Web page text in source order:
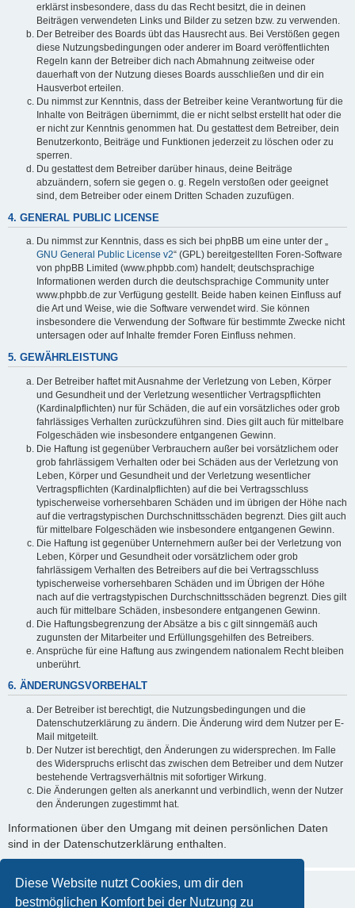
Diese Website nutzt Cookies, um dir den
bestmöglichen Komfort bei der Nutzung zu
erklärst insbesondere, dass du das Recht besitzt, die in deinen
Beiträgen verwendeten Links und Bilder zu setzen bzw. zu verwenden.
Der Betreiber des Boards übt das Hausrecht aus. Bei Verstößen gegen
diese Nutzungsbedingungen oder anderer im Board veröffentlichten
Regeln kann der Betreiber dich nach Abmahnung zeitweise oder
dauerhaft von der Nutzung dieses Boards ausschließen und dir ein
Hausverbot erteilen.
Du nimmst zur Kenntnis, dass der Betreiber keine Verantwortung für die
Inhalte von Beiträgen übernimmt, die er nicht selbst erstellt hat oder die
er nicht zur Kenntnis genommen hat. Du gestattest dem Betreiber, dein
Benutzerkonto, Beiträge und Funktionen jederzeit zu löschen oder zu
sperren.
Du gestattest dem Betreiber darüber hinaus, deine Beiträge
abzuändern, sofern sie gegen o. g. Regeln verstoßen oder geeignet
sind, dem Betreiber oder einem Dritten Schaden zuzufügen.
4. GENERAL PUBLIC LICENSE
Du nimmst zur Kenntnis, dass es sich bei phpBB um eine unter der „
GNU General Public License v2“ (GPL) bereitgestellten Foren-Software
von phpBB Limited (www.phpbb.com) handelt; deutschsprachige
Informationen werden durch die deutschsprachige Community unter
www.phpbb.de zur Verfügung gestellt. Beide haben keinen Einfluss auf
die Art und Weise, wie die Software verwendet wird. Sie können
insbesondere die Verwendung der Software für bestimmte Zwecke nicht
untersagen oder auf Inhalte fremder Foren Einfluss nehmen.
5. GEWÄHRLEISTUNG
Der Betreiber haftet mit Ausnahme der Verletzung von Leben, Körper
und Gesundheit und der Verletzung wesentlicher Vertragspflichten
(Kardinalpflichten) nur für Schäden, die auf ein vorsätzliches oder grob
fahrlässiges Verhalten zurückzuführen sind. Dies gilt auch für mittelbare
Folgeschäden wie insbesondere entgangenen Gewinn.
Die Haftung ist gegenüber Verbrauchern außer bei vorsätzlichem oder
grob fahrlässigem Verhalten oder bei Schäden aus der Verletzung von
Leben, Körper und Gesundheit und der Verletzung wesentlicher
Vertragspflichten (Kardinalpflichten) auf die bei Vertragsschluss
typischerweise vorhersehbaren Schäden und im übrigen der Höhe nach
auf die vertragstypischen Durchschnittsschäden begrenzt. Dies gilt auch
für mittelbare Folgeschäden wie insbesondere entgangenen Gewinn.
Die Haftung ist gegenüber Unternehmern außer bei der Verletzung von
Leben, Körper und Gesundheit oder vorsätzlichem oder grob
fahrlässigem Verhalten des Betreibers auf die bei Vertragsschluss
typischerweise vorhersehbaren Schäden und im Übrigen der Höhe
nach auf die vertragstypischen Durchschnittsschäden begrenzt. Dies gilt
auch für mittelbare Schäden, insbesondere entgangenen Gewinn.
Die Haftungsbegrenzung der Absätze a bis c gilt sinngemäß auch
zugunsten der Mitarbeiter und Erfüllungsgehilfen des Betreibers.
Ansprüche für eine Haftung aus zwingendem nationalem Recht bleiben
unberührt.
6. ÄNDERUNGSVORBEHALT
Der Betreiber ist berechtigt, die Nutzungsbedingungen und die
Datenschutzerklärung zu ändern. Die Änderung wird dem Nutzer per E-
Mail mitgeteilt.
Der Nutzer ist berechtigt, den Änderungen zu widersprechen. Im Falle
des Widerspruchs erlischt das zwischen dem Betreiber und dem Nutzer
bestehende Vertragsverhältnis mit sofortiger Wirkung.
Die Änderungen gelten als anerkannt und verbindlich, wenn der Nutzer
den Änderungen zugestimmt hat.
Informationen über den Umgang mit deinen persönlichen Daten
sind in der Datenschutzerklärung enthalten.